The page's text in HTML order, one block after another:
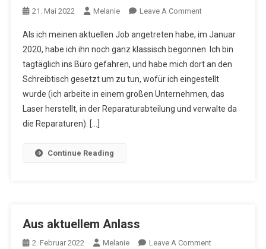
21. Mai 2022 Melanie Leave A CommentOn
Office
Als ich meinen aktuellen Job angetreten habe, im Januar
2020, habe ich ihn noch ganz klassisch begonnen. Ich bin
tagtäglich ins Büro gefahren, und habe mich dort an den
Schreibtisch gesetzt um zu tun, wofür ich eingestellt
wurde (ich arbeite in einem großen Unternehmen, das
Laser herstellt, in der Reparaturabteilung und verwalte da
die Reparaturen). […]
Continue Reading
Aus aktuellem Anlass
2. Februar 2022 Melanie Leave A CommentOn